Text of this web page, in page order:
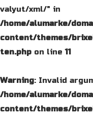
valyut/xml/" in
/home/alumarke/
content/themes/
ten.php on line11
Warning: Invalid
/home/alumarke/
content/themes/